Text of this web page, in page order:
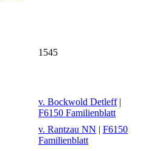
1545
v. Bockwold Detleff|
F6150 Familienblatt
v. Rantzau NN | F6150
Familienblatt